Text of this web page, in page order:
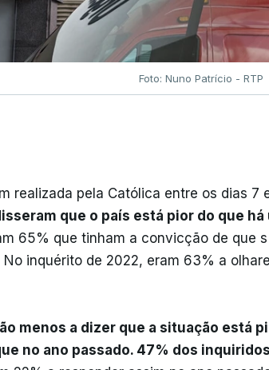
Foto: Nuno Patrício - RTP
realizada pela Católica entre os dias 7
que o país está pior do que há
65% que tinham a convicção de que
No inquérito de 2022, eram 63% a
menos a dizer que a situação está
no ano passado. 47% dos